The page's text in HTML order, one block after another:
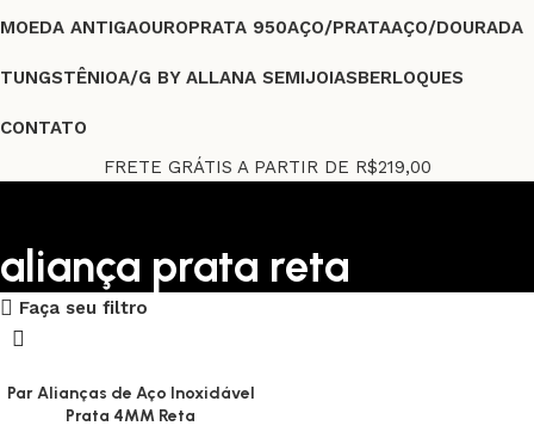
MOEDA ANTIGAOUROPRATA 950AÇO/PRATAAÇO/DOURADA
TUNGSTÊNIOA/G BY ALLANA SEMIJOIASBERLOQUES
CONTATO
FRETE GRÁTIS A PARTIR DE R$219,00
aliança prata reta
Shop Now
Faça seu filtro
Par Alianças de Aço Inoxidável
Prata 4MM Reta